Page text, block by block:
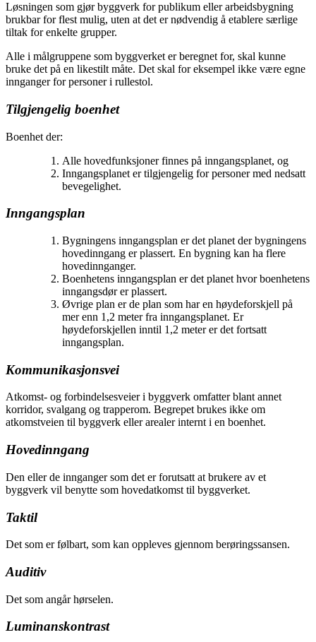
Løsningen som gjør byggverk for publikum eller arbeidsbygning
brukbar for flest mulig, uten at det er nødvendig å etablere særlige
tiltak for enkelte grupper.
Alle i målgruppene som byggverket er beregnet for, skal kunne
bruke det på en likestilt måte. Det skal for eksempel ikke være egne
innganger for personer i rullestol.
Tilgjengelig boenhet
Boenhet der:
Alle hovedfunksjoner finnes på inngangsplanet, og
Inngangsplanet er tilgjengelig for personer med nedsatt
bevegelighet.
Inngangsplan
Bygningens inngangsplan er det planet der bygningens
hovedinngang er plassert. En bygning kan ha flere
hovedinnganger.
Boenhetens inngangsplan er det planet hvor boenhetens
inngangsdør er plassert.
Øvrige plan er de plan som har en høydeforskjell på
mer enn 1,2 meter fra inngangsplanet. Er
høydeforskjellen inntil 1,2 meter er det fortsatt
inngangsplan.
Kommunikasjonsvei
Atkomst- og forbindelsesveier i byggverk omfatter blant annet
korridor, svalgang og trapperom. Begrepet brukes ikke om
atkomstveien til byggverk eller arealer internt i en boenhet.
Hovedinngang
Den eller de innganger som det er forutsatt at brukere av et
byggverk vil benytte som hovedatkomst til byggverket.
Taktil
Det som er følbart, som kan oppleves gjennom berøringssansen.
Auditiv
Det som angår hørselen.
Luminanskontrast